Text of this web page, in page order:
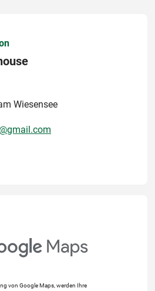
Wiesensee
von Google Maps, werden Ihre